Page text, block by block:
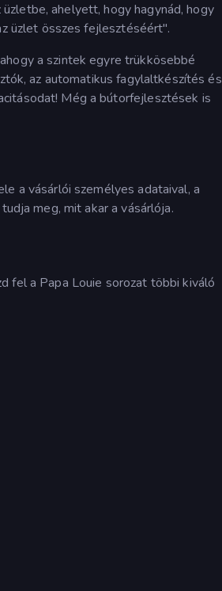
ahelyett, hogy hagynád, hogy
üzlet összes fejlesztéséért".
a szintek egyre trükkösebbé
az automatikus fagylaltkészítés és
Még a bútorfejlesztések is
a vásárlói személyes adataival, a
meg, mit akar a vásárlója.
fel a Papa Louie sorozat többi kiváló